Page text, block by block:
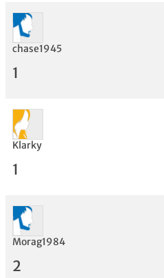
chase1945
1
Klarky
1
Morag1984
2